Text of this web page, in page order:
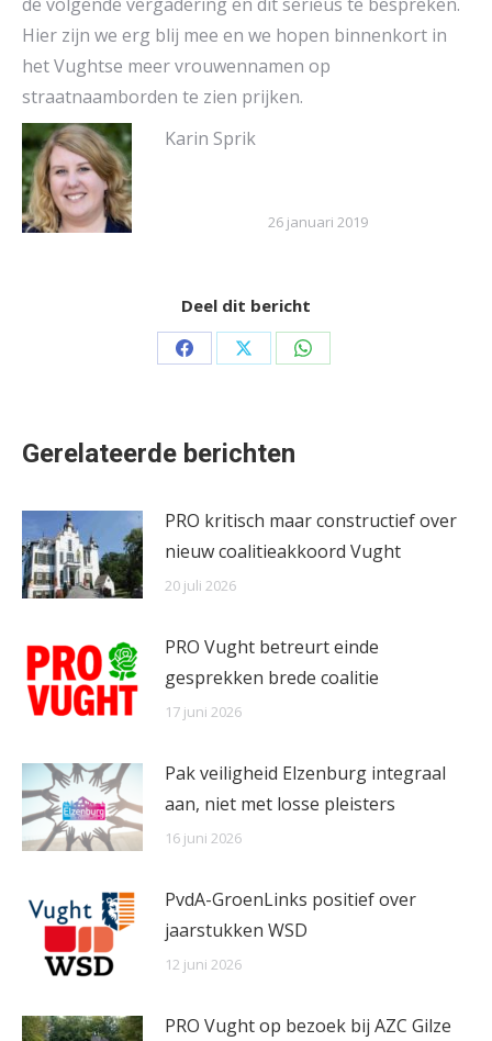
de volgende vergadering en dit serieus te bespreken.
Hier zijn we erg blij mee en we hopen binnenkort in
het Vughtse meer vrouwennamen op
straatnaamborden te zien prijken.
Karin Sprik
26 januari 2019
Deel dit bericht
Share Share Share
Gerelateerde berichten
PRO kritisch maar constructief over
nieuw coalitieakkoord Vught
20 juli 2026
PRO Vught betreurt einde
gesprekken brede coalitie
17 juni 2026
Pak veiligheid Elzenburg integraal
aan, niet met losse pleisters
16 juni 2026
PvdA-GroenLinks positief over
jaarstukken WSD
12 juni 2026
PRO Vught op bezoek bij AZC Gilze